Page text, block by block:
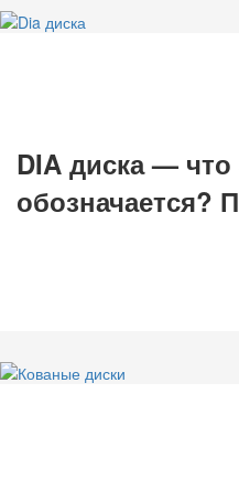
DIA диска — что
обозначается?